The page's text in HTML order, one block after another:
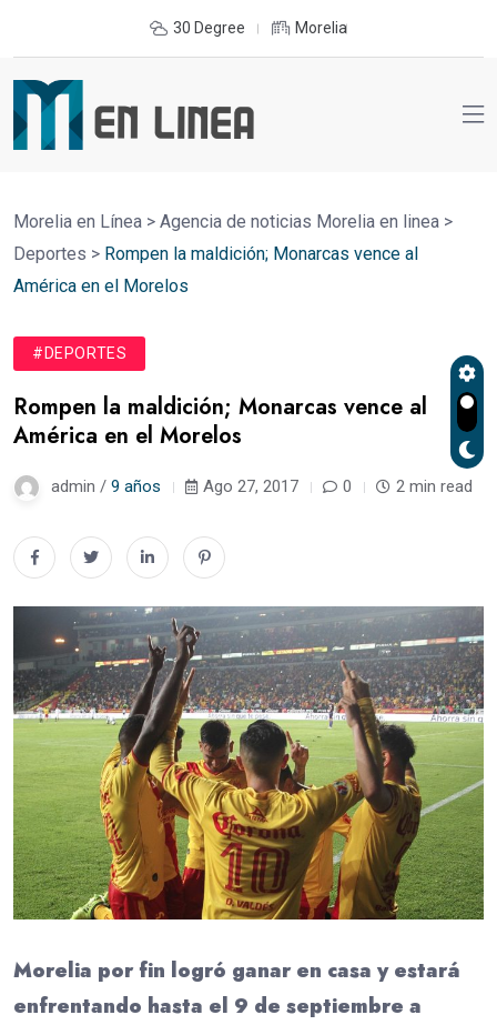
30 Degree Morelia
Morelia en Línea > Agencia de noticias Morelia en linea >
Deportes > Rompen la maldición; Monarcas vence al
América en el Morelos
#DEPORTES
Rompen la maldición; Monarcas vence al
América en el Morelos
admin / 9 años Ago 27, 2017 0 2 min read
Morelia por fin logró ganar en casa y estará
enfrentando hasta el 9 de septiembre a